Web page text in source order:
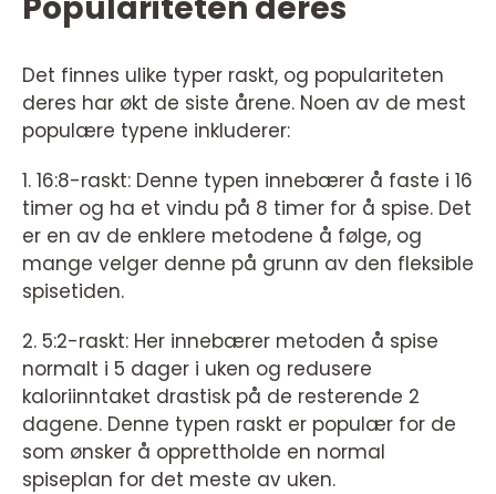
Det finnes ulike typer raskt, og populariteten
deres har økt de siste årene. Noen av de mest
populære typene inkluderer:
1. 16:8-raskt: Denne typen innebærer å faste i 16
timer og ha et vindu på 8 timer for å spise. Det
er en av de enklere metodene å følge, og
mange velger denne på grunn av den fleksible
spisetiden.
2. 5:2-raskt: Her innebærer metoden å spise
normalt i 5 dager i uken og redusere
kaloriinntaket drastisk på de resterende 2
dagene. Denne typen raskt er populær for de
som ønsker å opprettholde en normal
spiseplan for det meste av uken.